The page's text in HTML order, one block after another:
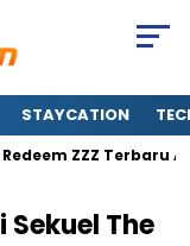
STAYCATION
ZZZ Terbaru
Sekuel The